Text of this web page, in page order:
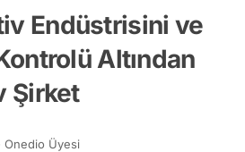
Endüstrisini ve
Altından
Şirket
Onedio Üyesi